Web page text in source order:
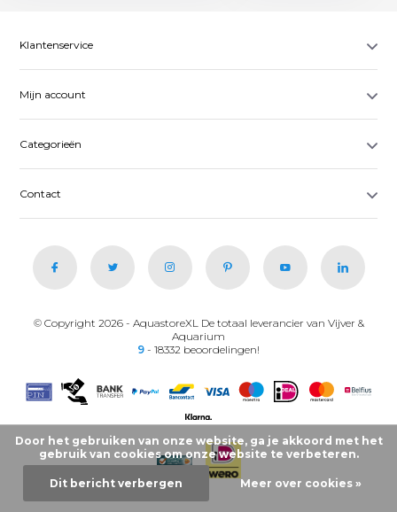
Klantenservice
Mijn account
Categorieën
Contact
© Copyright 2026 - AquastoreXL De totaal leverancier van Vijver &
Aquarium
9 - 18332 beoordelingen!
Door het gebruiken van onze website, ga je akkoord met het
gebruik van cookies om onze website te verbeteren.
Dit bericht verbergen Meer over cookies »